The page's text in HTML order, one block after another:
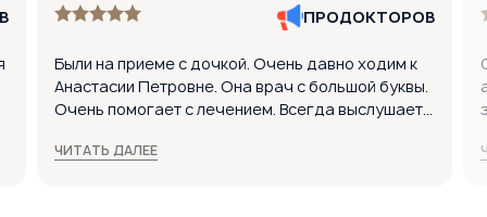
ПРОДОКТОРОВ
Были на приеме с дочкой. Очень давно ходим к
Анастасии Петровне. Она врач с большой буквы.
Очень помогает с лечением. Всегда выслушает и
ЛОР-врача, то только Анастасию Петровну!
ЧИТАТЬ ДАЛЕЕ